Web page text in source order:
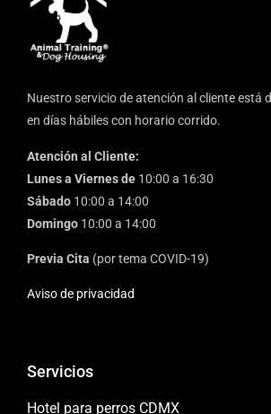
Nuestro servicio de atención al cliente está
en días hábiles con horario corrido.
Atención al Cliente:
Lunes a Viernes de 10:00 a 16:30
Sábado 10:00 a 14:00
Domingo 10:00 a 14:00
Previa Cita (por tema COVID-19)
Aviso de privacidad
Servicios
Hotel para perros CDMX